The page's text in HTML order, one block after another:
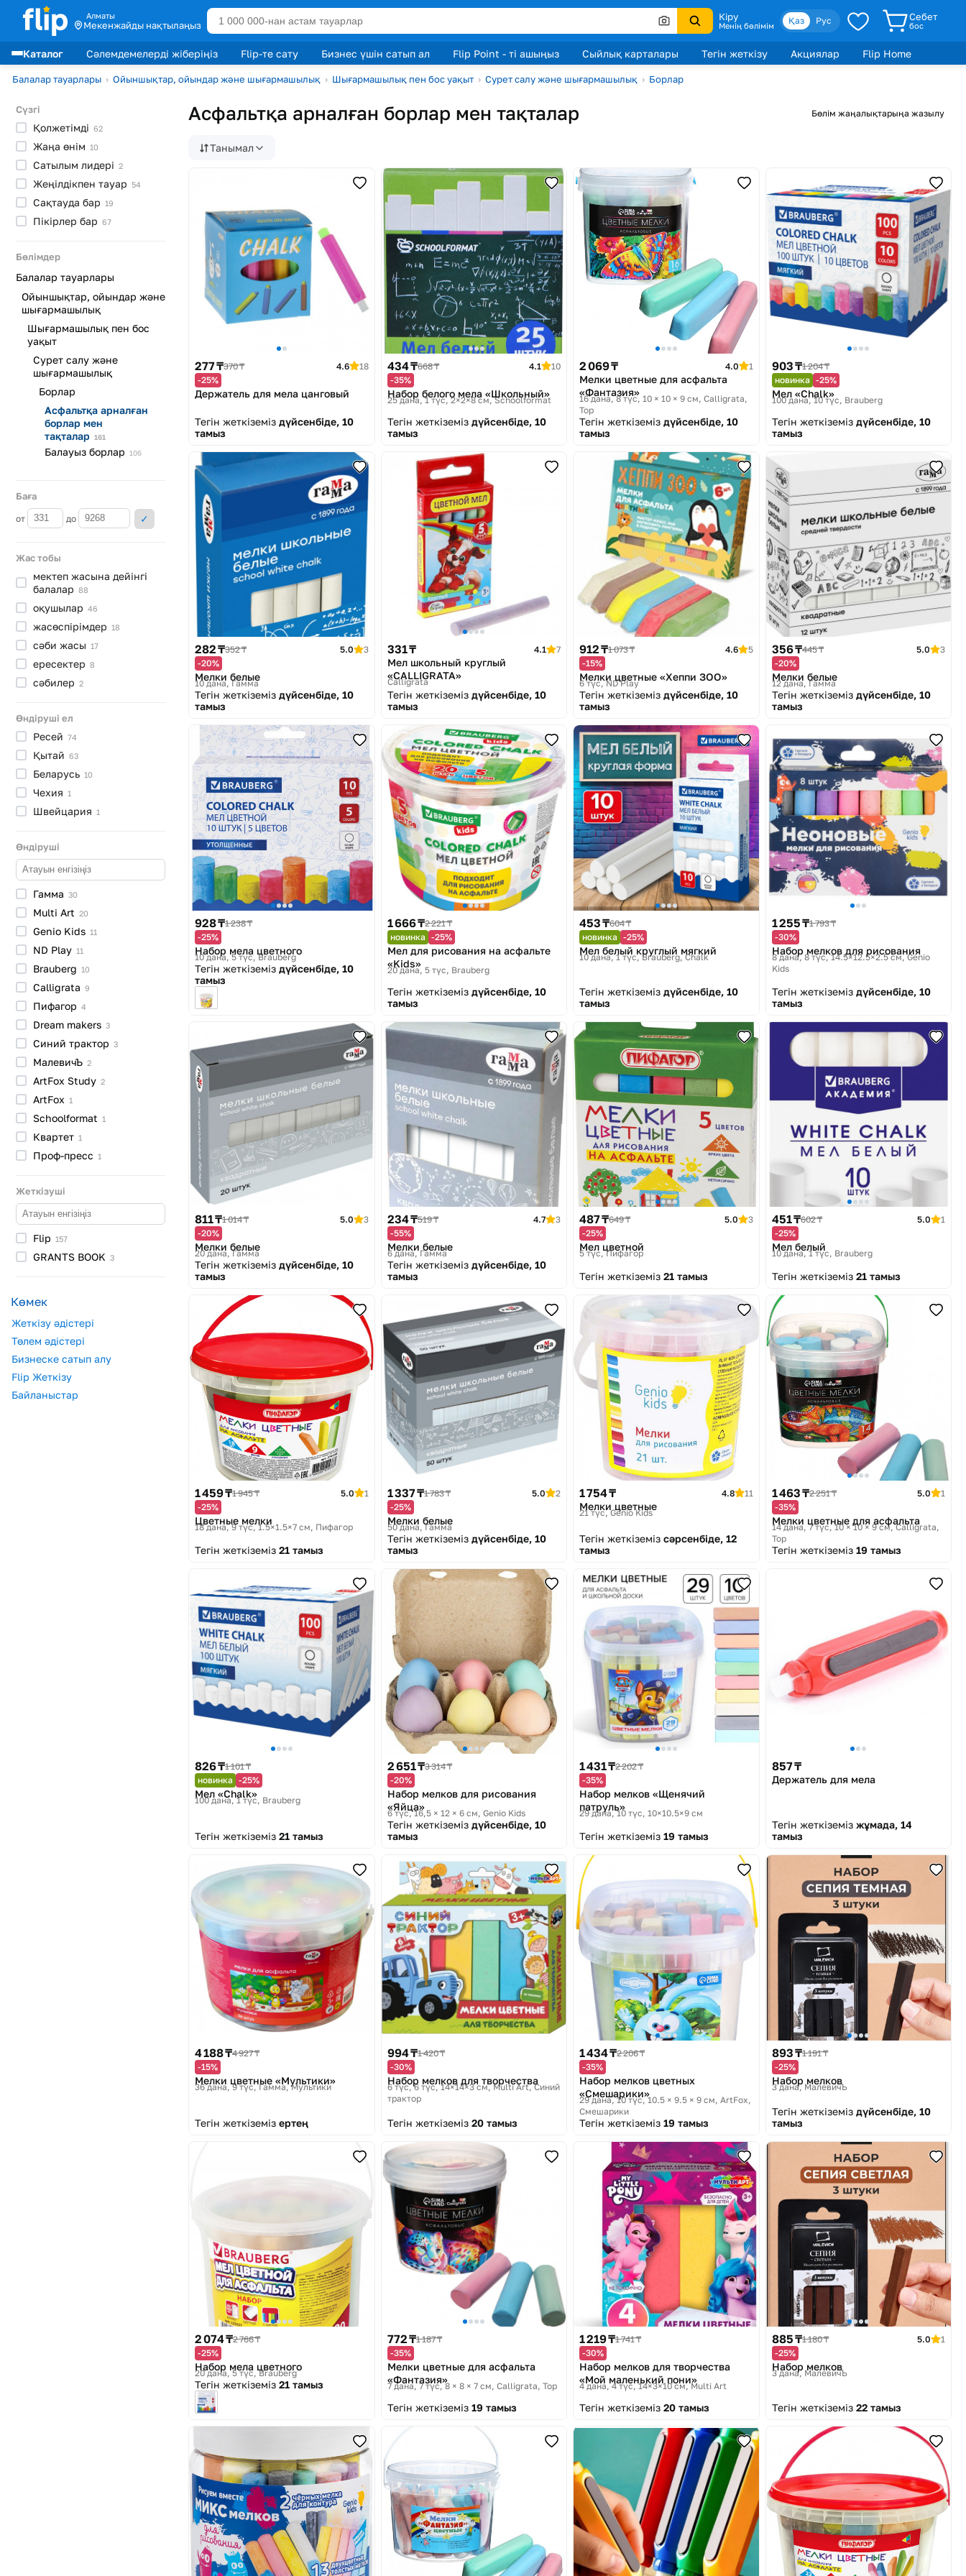
Алматы
Мекенжайды нақтылаңыз
Кіру
Менің бөлімім Қаз Рус Себет
бос
Каталог Сәлемдемелерді жіберіңіз Flip-те сату Бизнес үшін сатып ал Flip Point - ті ашыңыз Сыйлық карталары Тегін жеткізу Акциялар
Flip Home
Сату көшбасшылары
Балалар тауарлары › Ойыншықтар, ойындар және шығармашылық › Шығармашылық пен бос уақыт› Сурет салу және шығармашылық › Борлар
Сүзгі
Қолжетімді 62
Жаңа өнім 10
Сатылым лидерi 2
Жеңілдікпен тауар 54
Сақтауда бар 19
Пікірлер бар 67
Бөлімдер
Балалар тауарлары
Ойыншықтар, ойындар және
шығармашылық
Шығармашылық пен бос
уақыт
Сурет салу және
шығармашылық
Борлар
Асфальтқа арналған
борлар мен
тақталар 161
Балауыз борлар 106
Баға
от до
Жас тобы
мектеп жасына дейінгі
балалар 88
оқушылар 46
жасөспірімдер 18
сәби жасы 17
ересектер 8
сәбилер 2
Өндіруші ел
Ресей 74
Қытай 63
Беларусь 10
Чехия 1
Швейцария 1
Өндіруші
Гамма 30
Multi Art 20
Genio Kids 11
ND Play 11
Brauberg 10
Calligrata 9
Пифагор 4
Dream makers 3
Синий трактор 3
МалевичЪ 2
ArtFox Study 2
ArtFox 1
Schoolformat 1
Квартет 1
Проф-пресс 1
Жеткізуші
Flip 157
GRANTS BOOK 3
Көмек
Жеткізу әдістері
Төлем әдістері
Бизнеске сатып алу
Flip Жеткізу
Байланыстар
Асфальтқа арналған борлар мен тақталар Бөлім жаңалықтарыңа жазылу
Танымал
277 ₸370 ₸ 4.6
18
-25%
Держатель для мела цанговый
Тегін жеткіземіз дүйсенбіде, 10
тамыз
434 ₸668 ₸ 4.1
10
-35%
Набор белого мела «Школьный»
25 дана, 1 түс, 2×2×8 см Schoolformat
Тегін жеткіземіз дүйсенбіде, 10
тамыз
2 069 ₸ 4.0 1
Мелки цветные для асфальта
«Фантазия»
16 дана, 8 түс, 10 × 10 × 9 см Calligrata,
Top
Тегін жеткіземіз дүйсенбіде, 10
тамыз
903 ₸1 204 ₸
новинка -25%
Мел «Chalk»
100 дана, 10 түс Brauberg
Тегін жеткіземіз дүйсенбіде, 10
тамыз
282 ₸352 ₸ 5.0
3
-20%
Мелки белые
10 дана Гамма
Тегін жеткіземіз дүйсенбіде, 10
тамыз
331 ₸ 4.1 7
Мел школьный круглый
«CALLIGRATA»
Calligrata
Тегін жеткіземіз дүйсенбіде, 10
тамыз
912 ₸1 073 ₸ 4.6
5
-15%
Мелки цветные «Хеппи ЗОО»
6 түс ND Play
Тегін жеткіземіз дүйсенбіде, 10
тамыз
356 ₸445 ₸ 5.0
3
-20%
Мелки белые
12 дана Гамма
Тегін жеткіземіз дүйсенбіде, 10
тамыз
928 ₸1 238 ₸
-25%
Набор мела цветного
10 дана, 5 түс Brauberg
Тегін жеткіземіз дүйсенбіде, 10
тамыз
1 666 ₸2 221 ₸
новинка -25%
Мел для рисования на асфальте
«Kids»
20 дана, 5 түс Brauberg
Тегін жеткіземіз дүйсенбіде, 10
тамыз
453 ₸604 ₸
новинка -25%
Мел белый круглый мягкий
10 дана, 1 түс Brauberg, Chalk
Тегін жеткіземіз дүйсенбіде, 10
тамыз
1 255 ₸1 793 ₸
-30%
Набор мелков для рисования
8 дана, 8 түс, 14.5×12.5×2.5 см Genio
Kids
Тегін жеткіземіз дүйсенбіде, 10
тамыз
811 ₸1 014 ₸ 5.0
3
-20%
Мелки белые
20 дана Гамма
Тегін жеткіземіз дүйсенбіде, 10
тамыз
234 ₸519 ₸ 4.7
3
-55%
Мелки белые
6 дана Гамма
Тегін жеткіземіз дүйсенбіде, 10
тамыз
487 ₸649 ₸ 5.0
3
-25%
Мел цветной
5 түс Пифагор
Тегін жеткіземіз 21 тамыз
451 ₸602 ₸ 5.0
1
-25%
Мел белый
10 дана, 1 түс Brauberg
Тегін жеткіземіз 21 тамыз
1 459 ₸1 945 ₸ 5.0
1
-25%
Цветные мелки
18 дана, 9 түс, 1.5×1.5×7 см Пифагор
Тегін жеткіземіз 21 тамыз
1 337 ₸1 783 ₸ 5.0
2
-25%
Мелки белые
50 дана Гамма
Тегін жеткіземіз дүйсенбіде, 10
тамыз
1 754 ₸ 4.8 11
Мелки цветные
21 түс Genio Kids
Тегін жеткіземіз сәрсенбіде, 12
тамыз
1 463 ₸2 251 ₸ 5.0
1
-35%
Мелки цветные для асфальта
14 дана, 7 түс, 10 × 10 × 9 см Calligrata,
Top
Тегін жеткіземіз 19 тамыз
826 ₸1 101 ₸
новинка -25%
Мел «Chalk»
100 дана, 1 түс Brauberg
Тегін жеткіземіз 21 тамыз
2 651 ₸3 314 ₸
-20%
Набор мелков для рисования
«Яйца»
6 түс, 16,5 × 12 × 6 см Genio Kids
Тегін жеткіземіз дүйсенбіде, 10
тамыз
1 431 ₸2 202 ₸
-35%
Набор мелков «Щенячий
патруль»
29 дана, 10 түс, 10×10.5×9 см
Тегін жеткіземіз 19 тамыз
857 ₸
Держатель для мела
Тегін жеткіземіз жұмада, 14
тамыз
4 188 ₸4 927 ₸
-15%
Мелки цветные «Мультики»
36 дана, 9 түс Гамма, Мультики
Тегін жеткіземіз ертең
994 ₸1 420 ₸
-30%
Набор мелков для творчества
6 түс, 6 түс, 14×14×3 см Multi Art, Синий
трактор
Тегін жеткіземіз 20 тамыз
1 434 ₸2 206 ₸
-35%
Набор мелков цветных
«Смешарики»
29 дана, 10 түс, 10.5 × 9.5 × 9 см ArtFox,
Смешарики
Тегін жеткіземіз 19 тамыз
893 ₸1 191 ₸
-25%
Набор мелков
3 дана МалевичЪ
Тегін жеткіземіз дүйсенбіде, 10
тамыз
2 074 ₸2 766 ₸
-25%
Набор мела цветного
20 дана, 5 түс Brauberg
Тегін жеткіземіз 21 тамыз
772 ₸1 187 ₸
-35%
Мелки цветные для асфальта
«Фантазия»
7 дана, 7 түс, 8 × 8 × 7 см Calligrata, Top
Тегін жеткіземіз 19 тамыз
1 219 ₸1 741 ₸
-30%
Набор мелков для творчества
«Мой маленький пони»
4 дана, 4 түс, 14×3×10 см Multi Art
Тегін жеткіземіз 20 тамыз
885 ₸1 180 ₸ 5.0
1
-25%
Набор мелков
3 дана МалевичЪ
Тегін жеткіземіз 22 тамыз